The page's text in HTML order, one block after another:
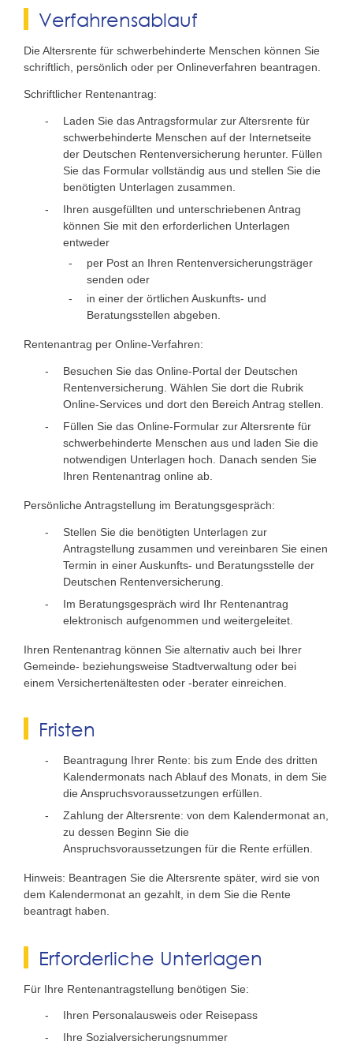
Verfahrensablauf
Die Altersrente für schwerbehinderte Menschen können Sie
schriftlich, persönlich oder per Onlineverfahren beantragen.
Schriftlicher Rentenantrag:
Laden Sie das Antragsformular zur Altersrente für
schwerbehinderte Menschen auf der Internetseite
der Deutschen Rentenversicherung herunter. Füllen
Sie das Formular vollständig aus und stellen Sie die
benötigten Unterlagen zusammen.
Ihren ausgefüllten und unterschriebenen Antrag
können Sie mit den erforderlichen Unterlagen
entweder
per Post an Ihren Rentenversicherungsträger
senden oder
in einer der örtlichen Auskunfts- und
Beratungsstellen abgeben.
Rentenantrag per Online-Verfahren:
Besuchen Sie das Online-Portal der Deutschen
Rentenversicherung. Wählen Sie dort die Rubrik
Online-Services und dort den Bereich Antrag stellen.
Füllen Sie das Online-Formular zur Altersrente für
schwerbehinderte Menschen aus und laden Sie die
notwendigen Unterlagen hoch. Danach senden Sie
Ihren Rentenantrag online ab.
Persönliche Antragstellung im Beratungsgespräch:
Stellen Sie die benötigten Unterlagen zur
Antragstellung zusammen und vereinbaren Sie einen
Termin in einer Auskunfts- und Beratungsstelle der
Deutschen Rentenversicherung.
Im Beratungsgespräch wird Ihr Rentenantrag
elektronisch aufgenommen und weitergeleitet.
Ihren Rentenantrag können Sie alternativ auch bei Ihrer
Gemeinde- beziehungsweise Stadtverwaltung oder bei
einem Versichertenältesten oder -berater einreichen.
Fristen
Beantragung Ihrer Rente: bis zum Ende des dritten
Kalendermonats nach Ablauf des Monats, in dem Sie
die Anspruchsvoraussetzungen erfüllen.
Zahlung der Altersrente: von dem Kalendermonat an,
zu dessen Beginn Sie die
Anspruchsvoraussetzungen für die Rente erfüllen.
Hinweis: Beantragen Sie die Altersrente später, wird sie von
dem Kalendermonat an gezahlt, in dem Sie die Rente
beantragt haben.
Erforderliche Unterlagen
Für Ihre Rentenantragstellung benötigen Sie:
Ihren Personalausweis oder Reisepass
Ihre Sozialversicherungsnummer